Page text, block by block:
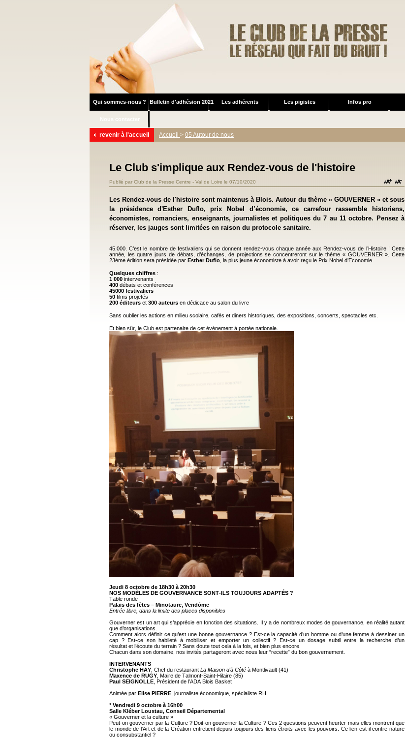
Qui sommes-nous ? Bulletin d'adhésion 2021 Les adhérents Les pigistes Infos pro
Nous contacter
revenir à l'accueil Accueil > 05 Autour de nous
Le Club s'implique aux Rendez-vous de l'histoire
Publié par Club de la Presse Centre - Val de Loire le 07/10/2020
Les Rendez-vous de l'histoire sont maintenus à Blois. Autour du thème « GOUVERNER » et sous
la présidence d'Esther Duflo, prix Nobel d’économie, ce carrefour rassemble historiens,
économistes, romanciers, enseignants, journalistes et politiques du 7 au 11 octobre. Pensez à
réserver, les jauges sont limitées en raison du protocole sanitaire.
45.000. C’est le nombre de festivaliers qui se donnent rendez-vous chaque année aux Rendez-vous de l’Histoire ! Cette
année, les quatre jours de débats, d’échanges, de projections se concentreront sur le thème « GOUVERNER ». Cette
23ème édition sera présidée par Esther Duflo , la plus jeune économiste à avoir reçu le Prix Nobel d’Economie.
Quelques chiffres :
1 000 intervenants
400 débats et conférences
45000 festivaliers
50 films projetés
200 éditeurs et 300 auteurs en dédicace au salon du livre
Sans oublier les actions en milieu scolaire, cafés et diners historiques, des expositions, concerts, spectacles etc.
Et bien sûr, le Club est partenaire de cet événement à portée nationale.
Jeudi 8 octobre de 18h30 à 20h30
NOS MODÈLES DE GOUVERNANCE SONT-ILS TOUJOURS ADAPTÉS ?
Table ronde
Palais des fêtes – Minotaure, Vendôme
Entrée libre, dans la limite des places disponibles
Gouverner est un art qui s’apprécie en fonction des situations. Il y a de nombreux modes de gouvernance, en réalité autant
que d’organisations.
Comment alors définir ce qu’est une bonne gouvernance ? Est-ce la capacité d’un homme ou d’une femme à dessiner un
cap ? Est-ce son habileté à mobiliser et emporter un collectif ? Est-ce un dosage subtil entre la recherche d’un
résultat et l’écoute du terrain ? Sans doute tout cela à la fois, et bien plus encore.
Chacun dans son domaine, nos invités partageront avec nous leur “recette” du bon gouvernement.
INTERVENANTS
Christophe HAY , Chef du restaurant La Maison d'à Côté à Montlivault (41)
Maxence de RUGY , Maire de Talmont-Saint-Hilaire (85)
Paul SEIGNOLLE , Président de l’ADA Blois Basket
Animée par Elise PIERRE , journaliste économique, spécialiste RH
* Vendredi 9 octobre à 16h00
Salle Kléber Loustau, Conseil Départemental
« Gouverner et la culture »
Peut-on gouverner par la Culture ? Doit-on gouverner la Culture ? Ces 2 questions peuvent heurter mais elles montrent que
le monde de l'Art et de la Création entretient depuis toujours des liens étroits avec les pouvoirs. Ce lien est-il contre nature
ou consubstantiel ?